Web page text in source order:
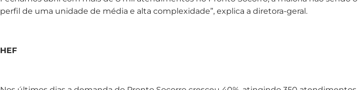
perfil de uma unidade de média e alta complexidade”, explica a diretora-geral.
HEF